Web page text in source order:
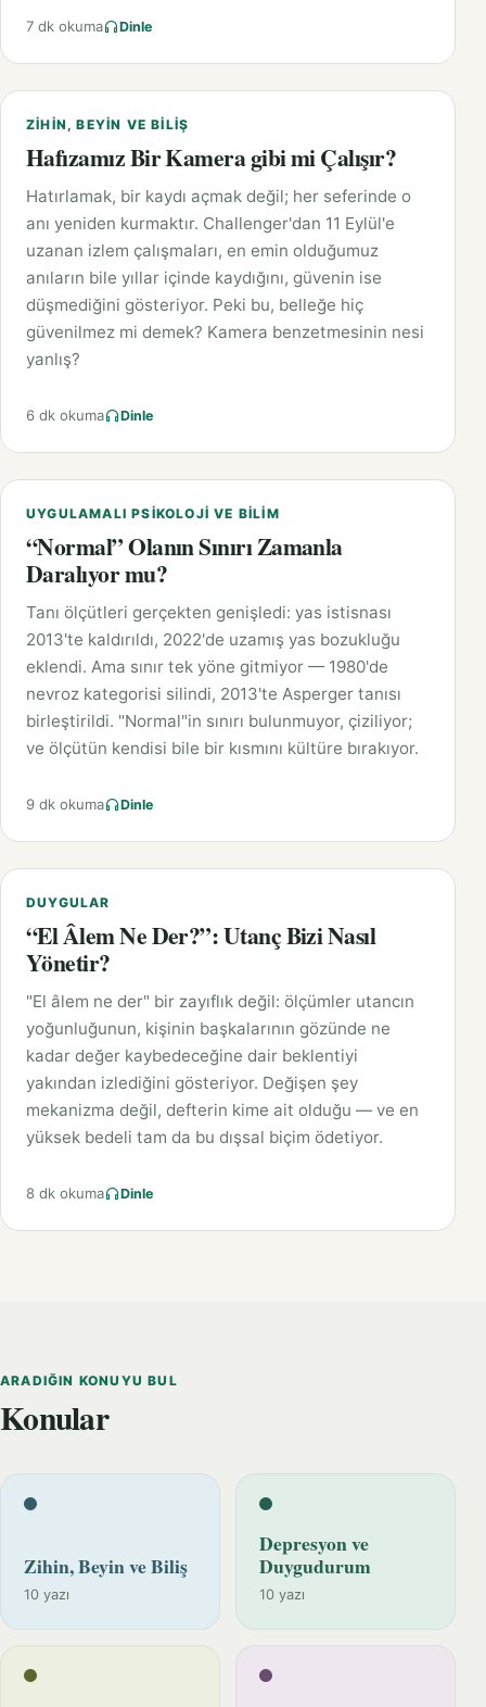
7 dk okuma Dinle
ZIHIN, BEYIN VE BILIŞ
Hafızamız Bir Kamera gibi mi Çalışır?
Hatırlamak, bir kaydı açmak değil; her seferinde o
anı yeniden kurmaktır. Challenger'dan 11 Eylül'e
uzanan izlem çalışmaları, en emin olduğumuz
anıların bile yıllar içinde kaydığını, güvenin ise
düşmediğini gösteriyor. Peki bu, belleğe hiç
güvenilmez mi demek? Kamera benzetmesinin nesi
yanlış?
6 dk okuma Dinle
UYGULAMALI PSIKOLOJI VE BILIM
“Normal” Olanın Sınırı Zamanla
Daralıyor mu?
Tanı ölçütleri gerçekten genişledi: yas istisnası
2013'te kaldırıldı, 2022'de uzamış yas bozukluğu
eklendi. Ama sınır tek yöne gitmiyor — 1980'de
nevroz kategorisi silindi, 2013'te Asperger tanısı
birleştirildi. "Normal"in sınırı bulunmuyor, çiziliyor;
ve ölçütün kendisi bile bir kısmını kültüre bırakıyor.
9 dk okuma Dinle
DUYGULAR
“El Âlem Ne Der?”: Utanç Bizi Nasıl
Yönetir?
"El âlem ne der" bir zayıflık değil: ölçümler utancın
yoğunluğunun, kişinin başkalarının gözünde ne
kadar değer kaybedeceğine dair beklentiyi
yakından izlediğini gösteriyor. Değişen şey
mekanizma değil, defterin kime ait olduğu — ve en
yüksek bedeli tam da bu dışsal biçim ödetiyor.
8 dk okuma Dinle
ARADIĞIN KONUYU BUL
Konular
Zihin, Beyin ve Biliş
10 yazı
Depresyon ve
Duygudurum
10 yazı